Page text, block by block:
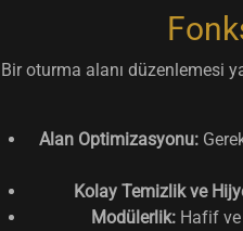
Bir oturma alanı düzenlemesi
Alan Optimizasyonu:
Kolay Temizlik ve
Modülerlik:Hafif ve